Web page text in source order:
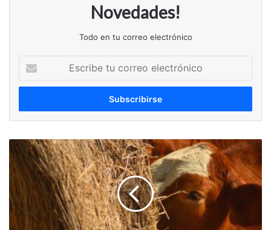
Novedades!
Todo en tu correo electrónico
correo
La
sequía
le
va
a
pegar